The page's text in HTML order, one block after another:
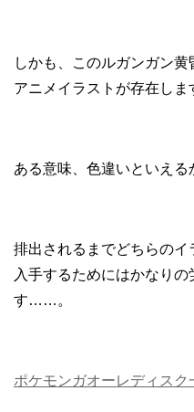
しかも、このルガンガン
アニメイラストが存在しま
ある意味、色違いといえる
排出されるまでどちらの
入手するためにはかなり
す……。
ポケモンガオーレディスク